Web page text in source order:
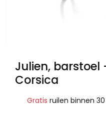
Julien,
Corsica
Gratis ruilen binnen